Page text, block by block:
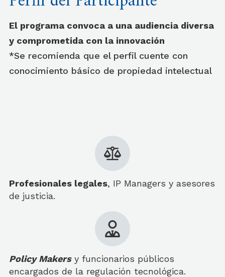
El programa convoca a una audiencia diversa
y comprometida con la innovación
*Se recomienda que el perfil cuente con
conocimiento básico de propiedad intelectual
Profesionales legales, IP Managers y asesores
de justicia.
Policy Makersy funcionarios públicos
encargados de la regulación tecnológica.